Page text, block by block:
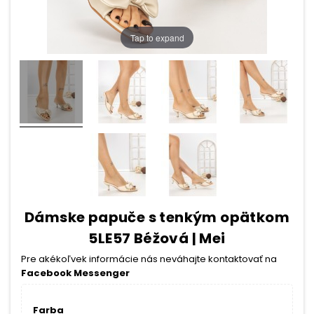
Tap to expand
Dámske papuče s tenkým opätkom
5LE57 Béžová | Mei
Pre akékoľvek informácie nás neváhajte kontaktovať na
Facebook Messenger
Farba